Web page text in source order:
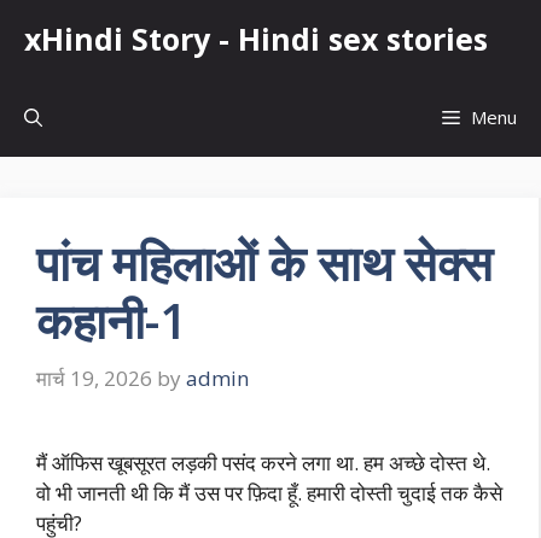
xHindi Story - Hindi sex stories
Menu
पांच महिलाओं के साथ सेक्स
कहानी-1
मार्च 19, 2026 by admin
मैं ऑफिस खूबसूरत लड़की पसंद करने लगा था. हम अच्छे दोस्त थे.
वो भी जानती थी कि मैं उस पर फ़िदा हूँ. हमारी दोस्ती चुदाई तक कैसे
पहुंची?